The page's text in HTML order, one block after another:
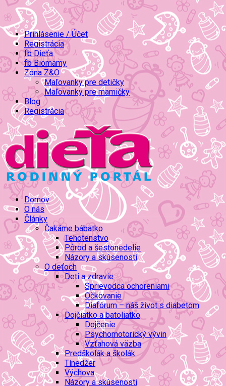
Prihlásenie / Účet
Registrácia
fb Dieťa
fb Biomamy
Zóna Z&O
Maľovanky pre detičky
Maľovanky pre mamičky
Blog
Registrácia
Domov
O nás
Články
Čakáme bábätko
Tehotenstvo
Pôrod a šestonedelie
Názory a skúsenosti
O deťoch
Deti a zdravie
Sprievodca ochoreniami
Očkovanie
Diafórum – náš život s diabetom
Dojčiatko a batoliatko
Dojčenie
Psychomotorický vývin
Vzťahová väzba
Predškolák a školák
Tínedžer
Výchova
Názory a skúsenosti